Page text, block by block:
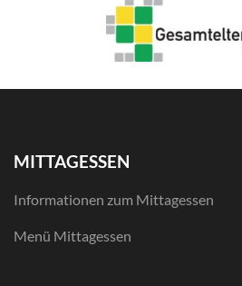
MITTAGESSEN
Informationen zum Mittagessen
Menü Mittagessen